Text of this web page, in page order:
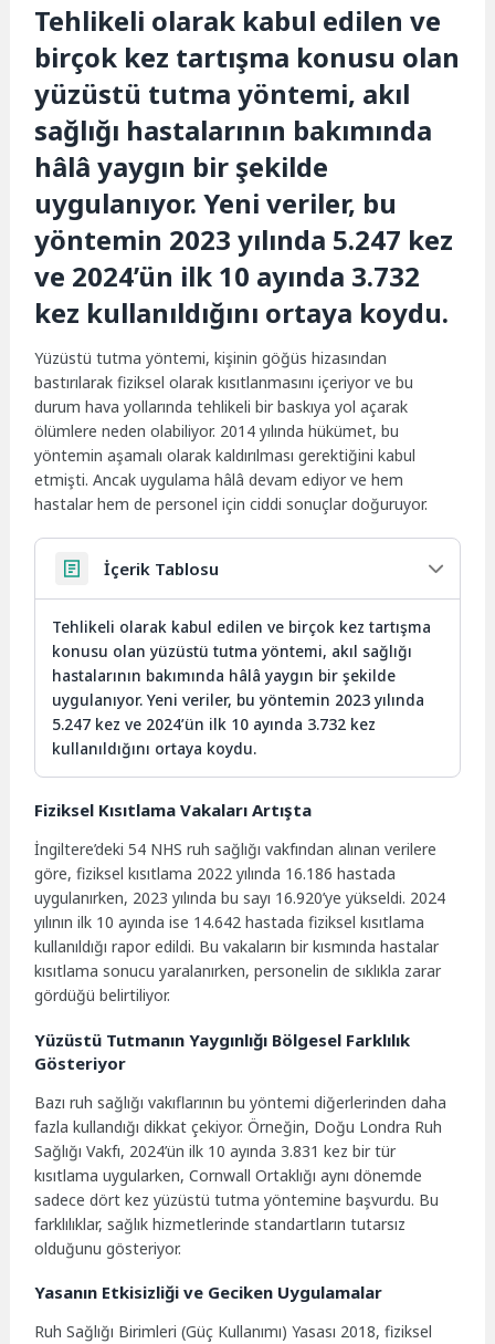
Tehlikeli olarak kabul edilen ve
birçok kez tartışma konusu olan
yüzüstü tutma yöntemi, akıl
sağlığı hastalarının bakımında
hâlâ yaygın bir şekilde
uygulanıyor. Yeni veriler, bu
yöntemin 2023 yılında 5.247 kez
ve 2024’ün ilk 10 ayında 3.732
kez kullanıldığını ortaya koydu.
Yüzüstü tutma yöntemi, kişinin göğüs hizasından
bastırılarak fiziksel olarak kısıtlanmasını içeriyor ve bu
durum hava yollarında tehlikeli bir baskıya yol açarak
ölümlere neden olabiliyor. 2014 yılında hükümet, bu
yöntemin aşamalı olarak kaldırılması gerektiğini kabul
etmişti. Ancak uygulama hâlâ devam ediyor ve hem
hastalar hem de personel için ciddi sonuçlar doğuruyor.
İçerik Tablosu
Tehlikeli olarak kabul edilen ve birçok kez tartışma
konusu olan yüzüstü tutma yöntemi, akıl sağlığı
hastalarının bakımında hâlâ yaygın bir şekilde
uygulanıyor. Yeni veriler, bu yöntemin 2023 yılında
5.247 kez ve 2024’ün ilk 10 ayında 3.732 kez
kullanıldığını ortaya koydu.
Fiziksel Kısıtlama Vakaları Artışta
İngiltere’deki 54 NHS ruh sağlığı vakfından alınan verilere
göre, fiziksel kısıtlama 2022 yılında 16.186 hastada
uygulanırken, 2023 yılında bu sayı 16.920’ye yükseldi. 2024
yılının ilk 10 ayında ise 14.642 hastada fiziksel kısıtlama
kullanıldığı rapor edildi. Bu vakaların bir kısmında hastalar
kısıtlama sonucu yaralanırken, personelin de sıklıkla zarar
gördüğü belirtiliyor.
Yüzüstü Tutmanın Yaygınlığı Bölgesel Farklılık
Gösteriyor
Bazı ruh sağlığı vakıflarının bu yöntemi diğerlerinden daha
fazla kullandığı dikkat çekiyor. Örneğin, Doğu Londra Ruh
Sağlığı Vakfı, 2024’ün ilk 10 ayında 3.831 kez bir tür
kısıtlama uygularken, Cornwall Ortaklığı aynı dönemde
sadece dört kez yüzüstü tutma yöntemine başvurdu. Bu
farklılıklar, sağlık hizmetlerinde standartların tutarsız
olduğunu gösteriyor.
Yasanın Etkisizliği ve Geciken Uygulamalar
Ruh Sağlığı Birimleri (Güç Kullanımı) Yasası 2018, fiziksel